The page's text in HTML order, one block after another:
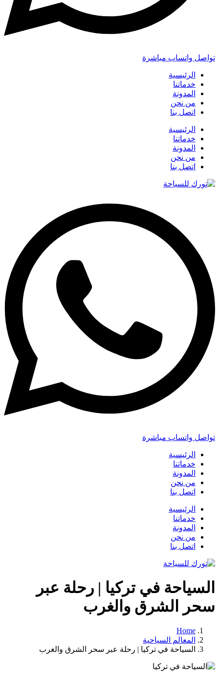
تواصل واتساب مباشرة
الرئيسية
خدماتنا
المدونة
من نحن
اتصل بنا
الرئيسية
خدماتنا
المدونة
من نحن
اتصل بنا
تواصل واتساب مباشرة
الرئيسية
خدماتنا
المدونة
من نحن
اتصل بنا
الرئيسية
خدماتنا
المدونة
من نحن
اتصل بنا
السياحة في تركيا | رحلة عبر
سحر الشرق والغرب
Home
المعالم السياحية
السياحة في تركيا | رحلة عبر سحر الشرق والغرب